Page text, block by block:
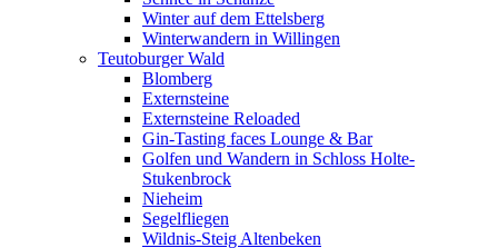
Winter auf dem Ettelsberg
Winterwandern in Willingen
Teutoburger Wald
Blomberg
Externsteine
Externsteine Reloaded
Gin-Tasting faces Lounge & Bar
Golfen und Wandern in Schloss Holte-
Stukenbrock
Nieheim
Segelfliegen
Wildnis-Steig Altenbeken